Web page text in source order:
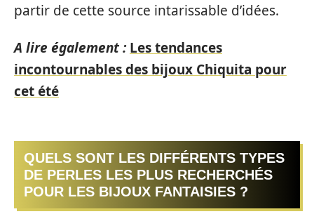
partir de cette source intarissable d’idées.
A lire également : Les tendances
incontournables des bijoux Chiquita pour
cet été
QUELS SONT LES DIFFÉRENTS TYPES
DE PERLES LES PLUS RECHERCHÉS
POUR LES BIJOUX FANTAISIES ?